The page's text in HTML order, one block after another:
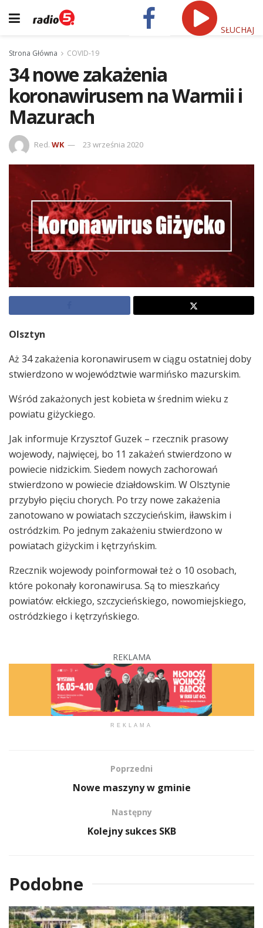
SŁUCHAJ
Strona Główna COVID-19
34 nowe zakażenia
koronawirusem na Warmii i
Mazurach
Red. WK 23 września 2020
Olsztyn
Aż 34 zakażenia koronawirusem w ciągu ostatniej doby
stwierdzono w województwie warmińsko mazurskim.
Wśród zakażonych jest kobieta w średnim wieku z
powiatu giżyckiego.
Jak informuje Krzysztof Guzek – rzecznik prasowy
wojewody, najwięcej, bo 11 zakażeń stwierdzono w
powiecie nidzickim. Siedem nowych zachorowań
stwierdzono w powiecie działdowskim. W Olsztynie
przybyło pięciu chorych. Po trzy nowe zakażenia
zanotowano w powiatach szczycieńskim, iławskim i
ostródzkim. Po jednym zakażeniu stwierdzono w
powiatach giżyckim i kętrzyńskim.
Rzecznik wojewody poinformował też o 10 osobach,
które pokonały koronawirusa. Są to mieszkańcy
powiatów: ełckiego, szczycieńskiego, nowomiejskiego,
ostródzkiego i kętrzyńskiego.
REKLAMA
REKLAMA
Poprzedni
Nowe maszyny w gminie
Następny
Kolejny sukces SKB
Podobne